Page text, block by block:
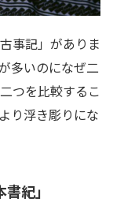
事記」がありま
多いのになぜ二
つを比較するこ
り浮き彫りにな
紀」